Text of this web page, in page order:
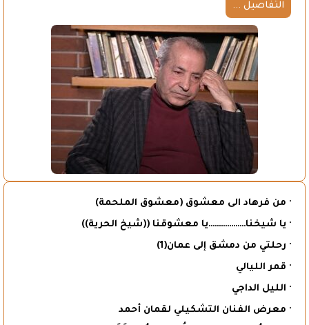
التفاصيل ...
· من فرهاد الى معشوق (معشوق الملحمة)
· يا شيخنا………………يا معشوقنا ((شيخ الحرية))
· رحلتي من دمشق إلى عمان(1)
· قمر الليالي
· الليل الداجي
· معرض الفنان التشكيلي لقمان أحمد